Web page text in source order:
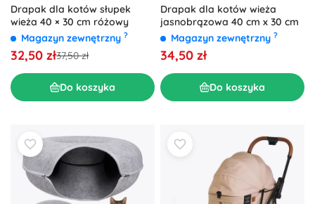
Drapak dla kotów słupek
wieża 40 × 30 cm różowy
Magazyn zewnętrzny ?
32,50 zł37,50 zł
Do koszyka
Drapak dla kotów wieża
jasnobrązowa 40 cm x 30 cm
Magazyn zewnętrzny ?
34,50 zł
Do koszyka